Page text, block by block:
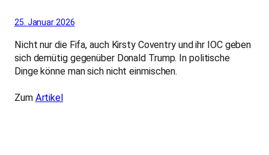
25. Januar 2026
Nicht nur die Fifa, auch Kirsty Coventry und ihr IOC geben
sich demütig gegenüber Donald Trump. In politische
Dinge könne man sich nicht einmischen.
Zum Artikel